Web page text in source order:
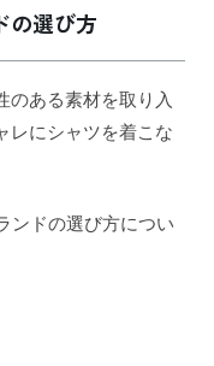
の選び方
のある素材を取り入
レにシャツを着こな
ンドの選び方につい